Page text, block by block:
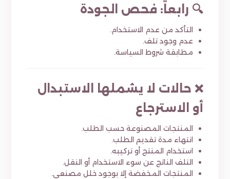
🔍 رابعاً: فحص الجودة
التأكد من عدم الاستخدام.
عدم وجود تلف.
مطابقة شروط السياسة.
❌ حالات لا يشملها الاستبدال
أو الاسترجاع
المنتجات المصنوعة حسب الطلب.
انتهاء مدة تقديم الطلب.
استخدام المنتج أو تركيبه.
التلف الناتج عن سوء الاستخدام أو النقل.
المنتجات المخفضة إلا بوجود خلل مصنعي.